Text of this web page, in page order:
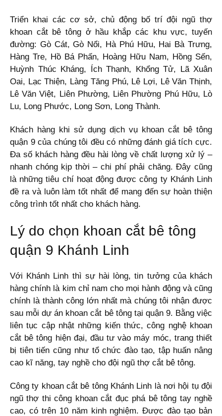
Triển khai các cơ sở, chủ động bố trí đội ngũ thợ
khoan cắt bê tông ở hầu khắp các khu vực, tuyến
đường: Gò Cát, Gò Nổi, Hà Phú Hữu, Hai Bà Trưng,
Hàng Tre, Hồ Bá Phấn, Hoàng Hữu Nam, Hồng Sến,
Huỳnh Thúc Kháng, Ích Thạnh, Khổng Tử, Lã Xuân
Oai, Lạc Thiện, Làng Tăng Phú, Lê Lợi, Lê Văn Thịnh,
Lê Văn Việt, Liên Phường, Liên Phường Phú Hữu, Lò
Lu, Long Phước, Long Sơn, Long Thành.
Khách hàng khi sử dụng dịch vụ khoan cắt bê tông
quận 9 của chúng tôi đều có những đánh giá tích cực.
Đa số khách hàng đều hài lòng về chất lượng xử lý –
nhanh chóng kịp thời – chi phí phải chăng. Đây cũng
là những tiêu chí hoạt động được công ty Khánh Linh
đề ra và luôn làm tốt nhất để mang đến sự hoàn thiện
công trình tốt nhất cho khách hàng.
Lý do chọn khoan cắt bê tông
quận 9 Khánh Linh
Với Khánh Linh thì sự hài lòng, tin tưởng của khách
hàng chính là kim chỉ nam cho mọi hành động và cũng
chính là thành công lớn nhất mà chúng tôi nhận được
sau mỗi dự án khoan cắt bê tông tại quận 9. Bằng việc
liên tục cập nhật những kiến thức, công nghệ khoan
cắt bê tông hiện đại, đầu tư vào máy móc, trang thiết
bị tiên tiến cũng như tổ chức đào tạo, tập huấn nâng
cao kĩ năng, tay nghề cho đội ngũ thợ cắt bê tông.
Công ty khoan cắt bê tông Khánh Linh là nơi hội tụ đội
ngũ thợ thi công khoan cắt đục phá bê tông tay nghề
cao, có trên 10 năm kinh nghiệm. Được đào tạo bản